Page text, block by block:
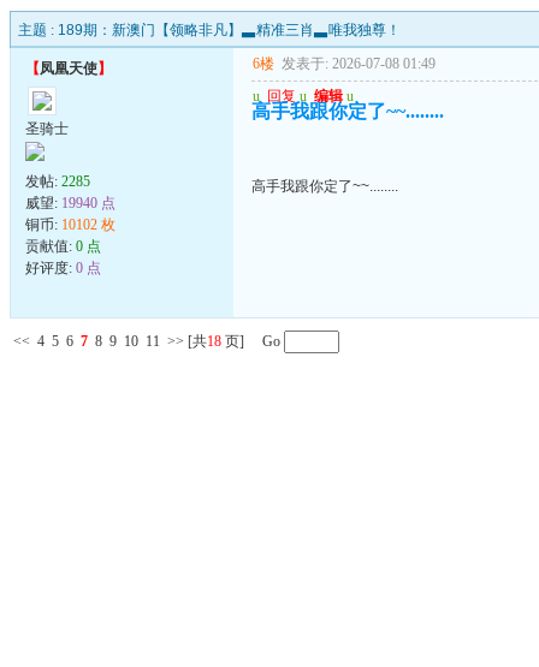
主题 : 189期：新澳门【领略非凡】▃精准三肖▃唯我独尊！
【凤凰天使】
圣骑士
发帖: 2285
威望: 19940 点
铜币: 10102 枚
贡献值: 0 点
好评度: 0 点
6楼 发表于: 2026-07-08 01:49
u 回复 u 编辑 u
高手我跟你定了~~........
高手我跟你定了~~........
<< 4 5 6 7 8 9 10 11 >> [共18 页] Go